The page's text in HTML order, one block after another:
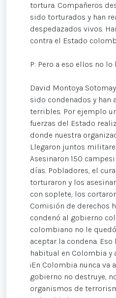
tortura. Compañeros
sido torturados y han
despedazados vivos.
contra el Estado
P: Pero a eso ellos no lo
David Montoya
sido condenados y han
terribles. Por ejemplo
fuerzas del Estado
donde nuestra
Llegaron juntos
Asesinaron 150
días. Pobladores, el
torturaron y los
con soplete, los
Comisión de derechos
condenó al gobierno
colombiano no le
aceptar la condena.
habitual en Colombia y
¡En Colombia nunca va
gobierno no destruye,
organismos de